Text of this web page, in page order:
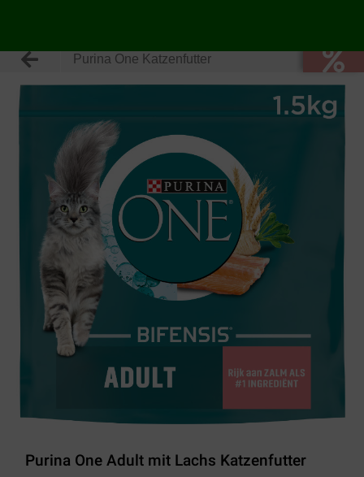
Purina One Katzenfutter
Purina One Adult mit Lachs Katzenfutter